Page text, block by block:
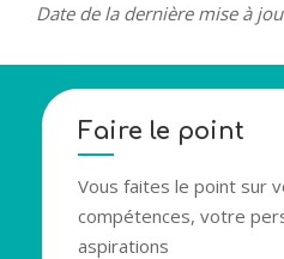
Date de la dernière mise à
Faire le point
Vous faites le point sur
compétences, votre
aspirations